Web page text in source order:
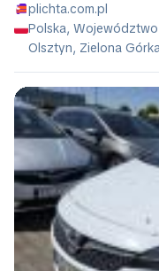
plichta.com.pl
Polska,
Olsztyn, Zielona